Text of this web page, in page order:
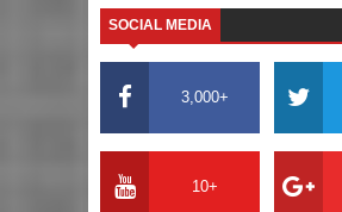
SOCIAL MEDIA
3,000+
10+